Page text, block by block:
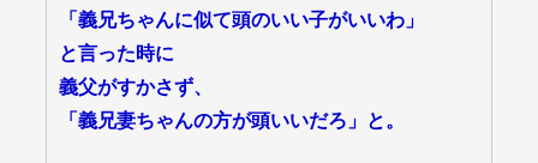
「義兄ちゃんに似て頭のいい子がいいわ」
と言った時に
義父がすかさず、
「義兄妻ちゃんの方が頭いいだろ」と。